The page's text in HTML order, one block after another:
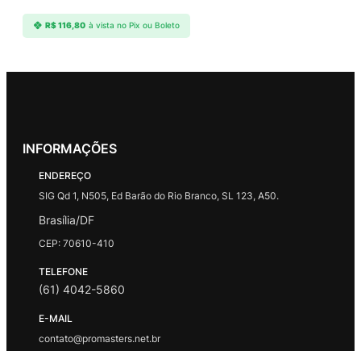
R$116,80 à vista no Pix ou Boleto
INFORMAÇÕES
ENDEREÇO
SIG Qd 1, N505, Ed Barão do Rio Branco, SL 123, A50.
Brasília/DF
CEP: 70610-410
TELEFONE
(61) 4042-5860
E-MAIL
contato@promasters.net.br